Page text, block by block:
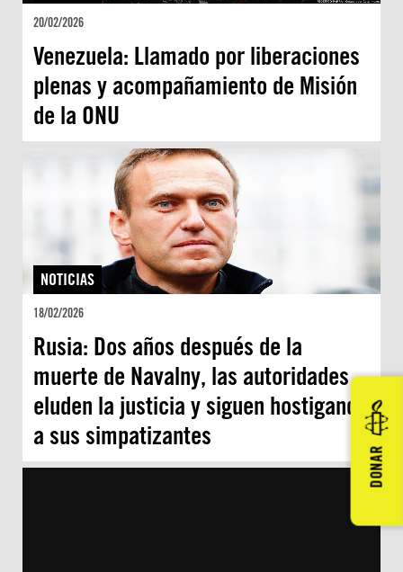
20/02/2026
Venezuela: Llamado por liberaciones
plenas y acompañamiento de Misión
de la ONU
NOTICIAS
18/02/2026
Rusia: Dos años después de la
muerte de Navalny, las autoridades
eluden la justicia y siguen hostigando
a sus simpatizantes
DONAR